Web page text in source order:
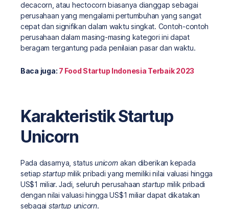
decacorn, atau hectocorn biasanya dianggap sebagai
perusahaan yang mengalami pertumbuhan yang sangat
cepat dan signifikan dalam waktu singkat. Contoh-contoh
perusahaan dalam masing-masing kategori ini dapat
beragam tergantung pada penilaian pasar dan waktu.
Baca juga: 7 Food Startup Indonesia Terbaik 2023
Karakteristik Startup
Unicorn
Pada dasarnya, statusunicorn akan diberikan kepada
setiapstartup milik pribadi yang memiliki nilai valuasi hingga
US$1 miliar. Jadi, seluruh perusahaan startup milik pribadi
dengan nilai valuasi hingga US$1 miliar dapat dikatakan
sebagai startup unicorn.